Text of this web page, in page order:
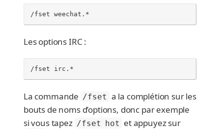
/fset weechat.*
Les options IRC :
/fset irc.*
La commande /fset a la complétion sur les
bouts de noms d’options, donc par exemple
si vous tapez /fset hot et appuyez sur